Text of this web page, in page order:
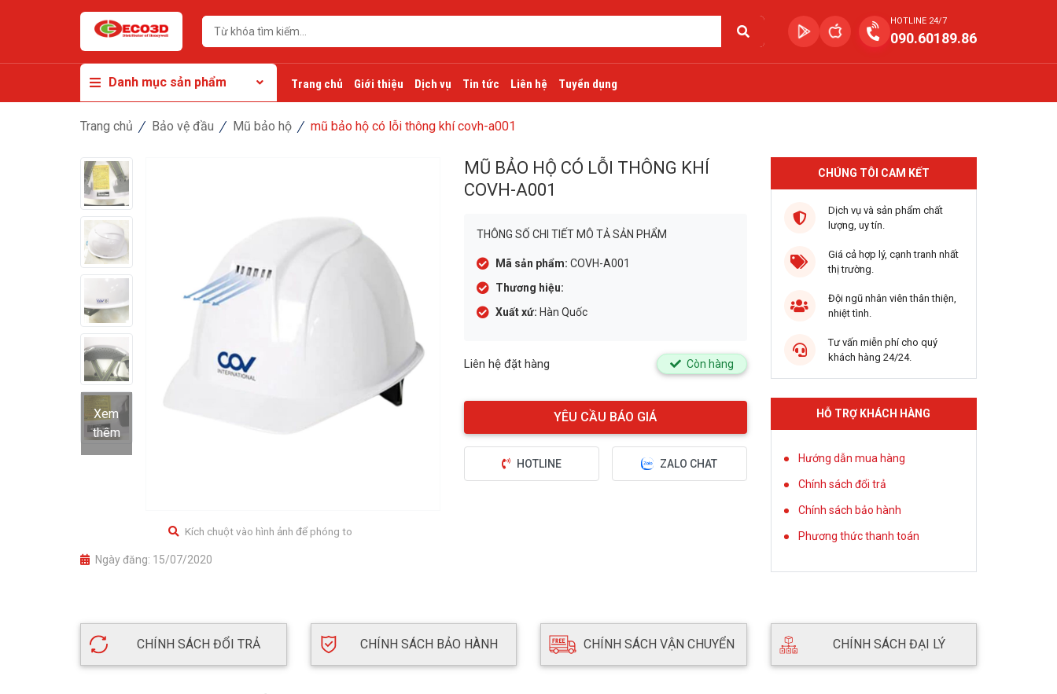
HOTLINE 24/7
090.60189.86
Danh mục sản phẩm Trang chủ Giới thiệu Dịch vụ Tin tức Liên hệ Tuyển dụng
Trang chủ Bảo vệ đầu Mũ bảo hộ mũ bảo hộ có lỗi thông khí covh-a001
Xem
thêm
Kích chuột vào hình ảnh để phóng to
Ngày đăng: 15/07/2020
MŨ BẢO HỘ CÓ LỖI THÔNG KHÍ
COVH-A001
THÔNG SỐ CHI TIẾT MÔ TẢ SẢN PHẨM
Mã sản phẩm: COVH-A001
Thương hiệu:
Xuất xứ: Hàn Quốc
Liên hệ đặt hàng Còn hàng
HOTLINE ZALO CHAT
CHÚNG TÔI CAM KẾT
Dịch vụ và sản phẩm chất
lượng, uy tín.
Giá cả hợp lý, cạnh tranh nhất
thị trường.
Đội ngũ nhân viên thân thiện,
nhiệt tình.
Tư vấn miễn phí cho quý
khách hàng 24/24.
HỖ TRỢ KHÁCH HÀNG
Hướng dẫn mua hàng
Chính sách đổi trả
Chính sách bảo hành
Phương thức thanh toán
CHÍNH SÁCH ĐỔI TRẢ CHÍNH SÁCH BẢO HÀNH CHÍNH SÁCH VẬN CHUYỂN CHÍNH SÁCH ĐẠI LÝ